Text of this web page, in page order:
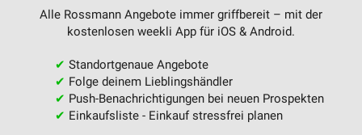
Alle Rossmann Angebote immer griffbereit – mit der
kostenlosen weekli App für iOS & Android.
✔ Standortgenaue Angebote
✔ Folge deinem Lieblingshändler
✔ Push-Benachrichtigungen bei neuen Prospekten
✔ Einkaufsliste - Einkauf stressfrei planen
Nicht-IAB-Verarbeitungszwecke:
Notwendig
Performance
Funktional